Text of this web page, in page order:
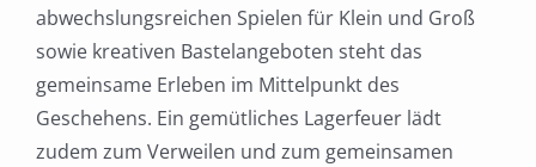
abwechslungsreichen Spielen für Klein und Groß
sowie kreativen Bastelangeboten steht das
gemeinsame Erleben im Mittelpunkt des
Geschehens. Ein gemütliches Lagerfeuer lädt
zudem zum Verweilen und zum gemeinsamen